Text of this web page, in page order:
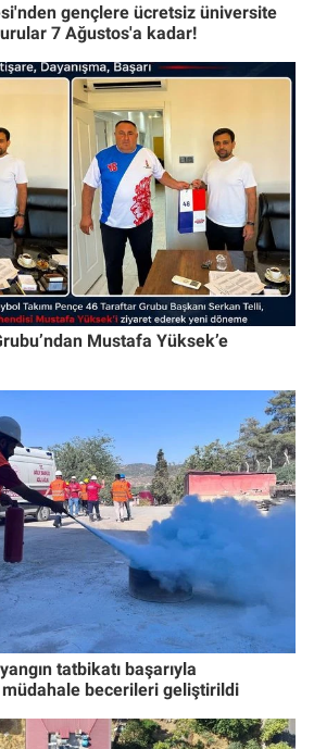
gençlere ücretsiz üniversite
7 Ağustos'a kadar!
Mustafa Yüksek’e
tatbikatı başarıyla
becerileri geliştirildi